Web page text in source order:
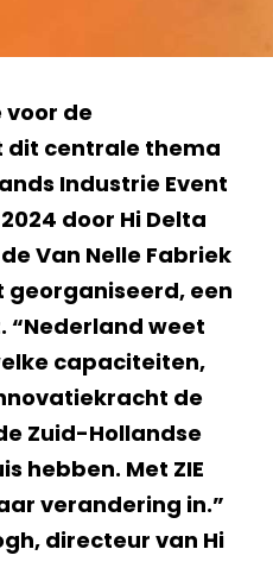
voor de
dit centrale thema
Industrie Event
door Hi Delta
Van Nelle Fabriek
een
weet
capaciteiten,
de
Zuid-Hollandse
hebben. Met ZIE
verandering in.”
directeur van Hi